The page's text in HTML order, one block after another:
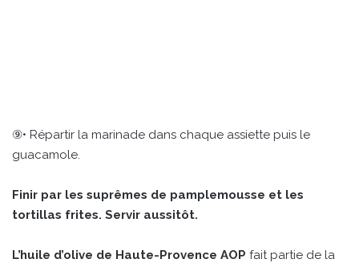
⑨• Répartir la marinade dans chaque assiette puis le
guacamole.
Finir par les suprêmes de pamplemousse et les
tortillas frites. Servir aussitôt.
L’huile d’olive de Haute-Provence AOP fait partie de la